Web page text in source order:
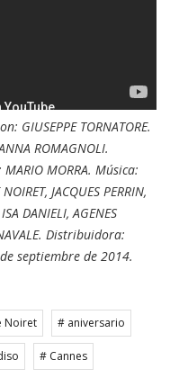
GIUSEPPE TORNATORE.
ROMAGNOLI.
MORRA. Música:
JACQUES PERRIN,
DANIELI, AGENES
Distribuidora:
de septiembre de 2014.
Noiret # aniversario
# Cannes